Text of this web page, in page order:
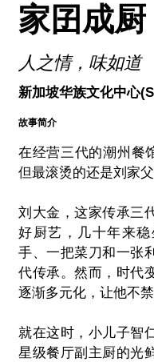
家囝成厨
人之情，味如道
新加坡华族文化中心
故事简介
在经营三代的潮州餐
但最滚烫的还是刘家
刘大金，这家传承三
好厨艺，几十年来
手、一把菜刀和一张
代传承。然而，时代
逐渐多元化，让他不
就在这时，小儿子
星级餐厅副主厨的光